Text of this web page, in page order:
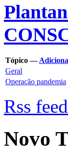
Tópico —
Geral
Operação pandemia
Rss
Novo